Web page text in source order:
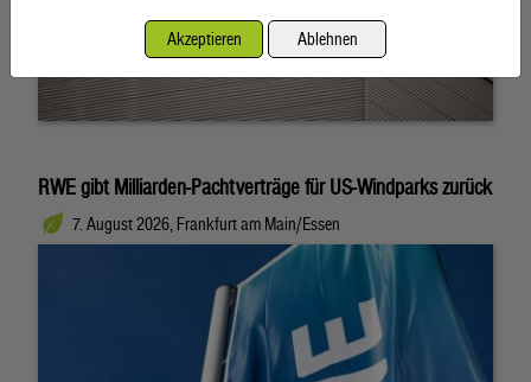
RWE gibt Milliarden-Pachtverträge für US-Windparks zurück
7. August 2026, Frankfurt am Main/Essen
Akzeptieren Ablehnen